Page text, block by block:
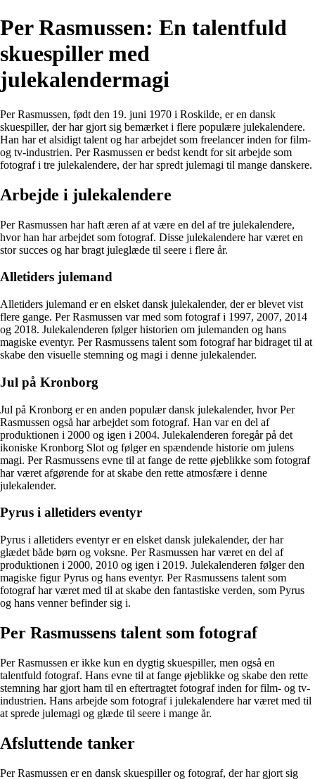
Per Rasmussen: En talentfuld
skuespiller med
julekalendermagi
Per Rasmussen, født den 19. juni 1970 i Roskilde, er en dansk
skuespiller, der har gjort sig bemærket i flere populære julekalendere.
Han har et alsidigt talent og har arbejdet som freelancer inden for film-
og tv-industrien. Per Rasmussen er bedst kendt for sit arbejde som
fotograf i tre julekalendere, der har spredt julemagi til mange danskere.
Arbejde i julekalendere
Per Rasmussen har haft æren af at være en del af tre julekalendere,
hvor han har arbejdet som fotograf. Disse julekalendere har været en
stor succes og har bragt juleglæde til seere i flere år.
Alletiders julemand
Alletiders julemand er en elsket dansk julekalender, der er blevet vist
flere gange. Per Rasmussen var med som fotograf i 1997, 2007, 2014
og 2018. Julekalenderen følger historien om julemanden og hans
magiske eventyr. Per Rasmussens talent som fotograf har bidraget til at
skabe den visuelle stemning og magi i denne julekalender.
Jul på Kronborg
Jul på Kronborg er en anden populær dansk julekalender, hvor Per
Rasmussen også har arbejdet som fotograf. Han var en del af
produktionen i 2000 og igen i 2004. Julekalenderen foregår på det
ikoniske Kronborg Slot og følger en spændende historie om julens
magi. Per Rasmussens evne til at fange de rette øjeblikke som fotograf
har været afgørende for at skabe den rette atmosfære i denne
julekalender.
Pyrus i alletiders eventyr
Pyrus i alletiders eventyr er en elsket dansk julekalender, der har
glædet både børn og voksne. Per Rasmussen har været en del af
produktionen i 2000, 2010 og igen i 2019. Julekalenderen følger den
magiske figur Pyrus og hans eventyr. Per Rasmussens talent som
fotograf har været med til at skabe den fantastiske verden, som Pyrus
og hans venner befinder sig i.
Per Rasmussens talent som fotograf
Per Rasmussen er ikke kun en dygtig skuespiller, men også en
talentfuld fotograf. Hans evne til at fange øjeblikke og skabe den rette
stemning har gjort ham til en eftertragtet fotograf inden for film- og tv-
industrien. Hans arbejde som fotograf i julekalendere har været med til
at sprede julemagi og glæde til seere i mange år.
Afsluttende tanker
Per Rasmussen er en dansk skuespiller og fotograf, der har gjort sig